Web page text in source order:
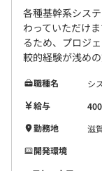
各種基幹系シス
わっていただけ
るため、プロジ
較的経験が浅め
職種名
シ
給与
勤務地
滋
開発環境